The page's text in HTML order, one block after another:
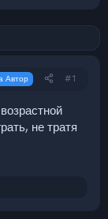
Автор #1
не тратя